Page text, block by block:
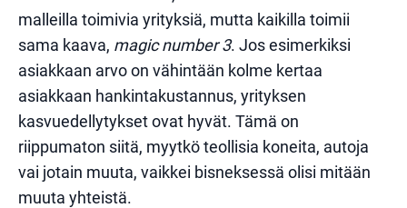
malleilla toimivia yrityksiä, mutta kaikilla toimii
sama kaava, magic number 3. Jos esimerkiksi
asiakkaan arvo on vähintään kolme kertaa
asiakkaan hankintakustannus, yrityksen
kasvuedellytykset ovat hyvät. Tämä on
riippumaton siitä, myytkö teollisia koneita, autoja
vai jotain muuta, vaikkei bisneksessä olisi mitään
muuta yhteistä.